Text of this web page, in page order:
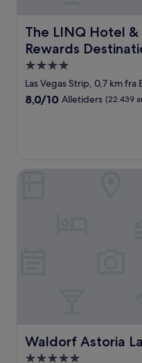
The LINQ Hotel &
Rewards
The LINQ Hotel &
4.0-
stjernet
overnatningssted
Las Vegas Strip, 0,7 km fra
8.0
anmeldelser)
8,0/10 Alletiders (22.439
Waldorf Astoria
Waldorf Astoria Las
5.0-